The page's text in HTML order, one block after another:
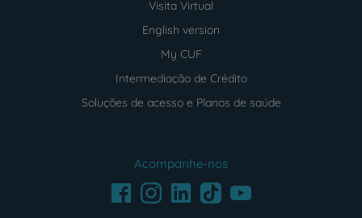
Visita Virtual
English version
My CUF
Intermediação de Crédito
Soluções de acesso e Planos de saúde
Acompanhe-nos
FacebookInstagramLinkedInTikTokYoutube